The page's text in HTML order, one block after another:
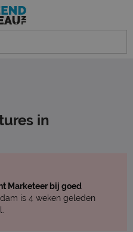
in
Marketeer bij goed
is 4 weken geleden